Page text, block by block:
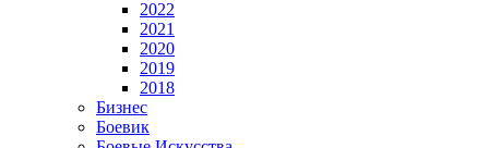
2022
2021
2020
2019
2018
Бизнес
Боевик